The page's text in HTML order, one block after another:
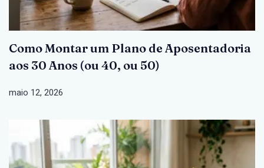
Como Montar um Plano de Aposentadoria
aos 30 Anos (ou 40, ou 50)
maio 12, 2026